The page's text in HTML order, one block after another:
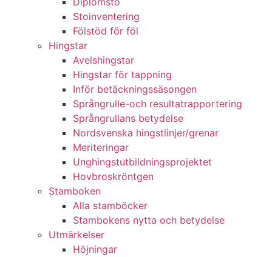
Stoinventering
Fölstöd för föl
Hingstar
Avelshingstar
Hingstar för tappning
Inför betäckningssäsongen
Språngrulle-och resultatrapportering
Språngrullans betydelse
Nordsvenska hingstlinjer/grenar
Meriteringar
Unghingstutbildningsprojektet
Hovbroskröntgen
Stamboken
Alla stamböcker
Stambokens nytta och betydelse
Utmärkelser
Höjningar